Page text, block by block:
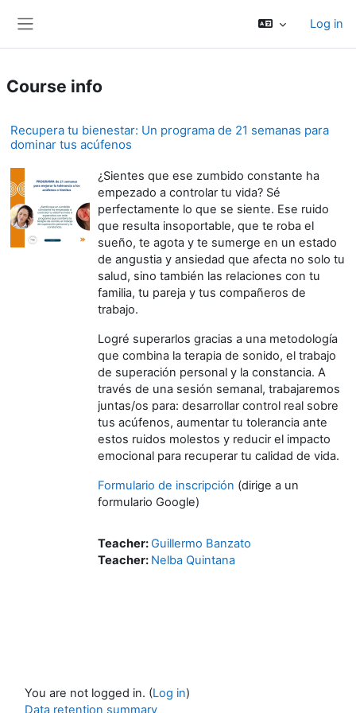
Log in
Course info
Recupera tu bienestar: Un programa de 21 semanas para
dominar tus acúfenos
¿Sientes que ese zumbido constante ha
empezado a controlar tu vida? Sé
perfectamente lo que se siente. Ese ruido
que resulta insoportable, que te roba el
sueño, te agota y te sumerge en un estado
de angustia y ansiedad que afecta no solo tu
salud, sino también las relaciones con tu
familia, tu pareja y tus compañeros de
trabajo.
Logré superarlos gracias a una metodología
que combina la terapia de sonido, el trabajo
de superación personal y la constancia. A
través de una sesión semanal, trabajaremos
juntas/os para: desarrollar control real sobre
tus acúfenos, aumentar tu tolerancia ante
estos ruidos molestos y reducir el impacto
emocional para recuperar tu calidad de vida.
Formulario de inscripción (dirige a un
formulario Google)
Teacher:Guillermo Banzato
Teacher: Nelba Quintana
You are not logged in. (Log in)
Data retention summary